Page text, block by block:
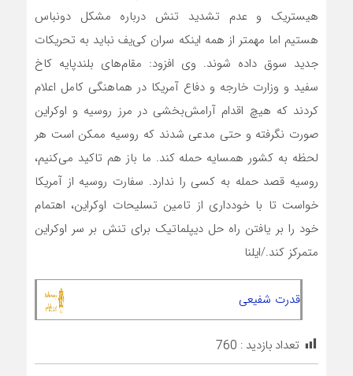
هیستریک و عدم تشدید تنش درباره مشکل دونباس
هستیم اما مهمتر از همه اینکه سران کی‌یف نباید به تحریکات
جدید سوق داده شوند. وی افزود: مقام‌های بلندپایه کاخ
سفید و وزارت خارجه و دفاع آمریکا در هماهنگی کامل اعلام
کردند که هیچ اقدام آرامش‌بخشی در مرز روسیه و اوکراین
صورت نگرفته و حتی مدعی شدند که روسیه ممکن است هر
لحظه به کشور همسایه حمله کند. ما باز هم تاکید می‌کنیم،
روسیه قصد حمله به کسی را ندارد. سفارت روسیه از آمریکا
خواست تا با خودداری از تامین تسلیحات اوکراین، اهتمام
خود را بر یافتن راه حل دیپلماتیک برای تنش بر سر اوکراین
متمرکز کند./ایلنا
قدرت شفیعی
تعداد بازدید : 760